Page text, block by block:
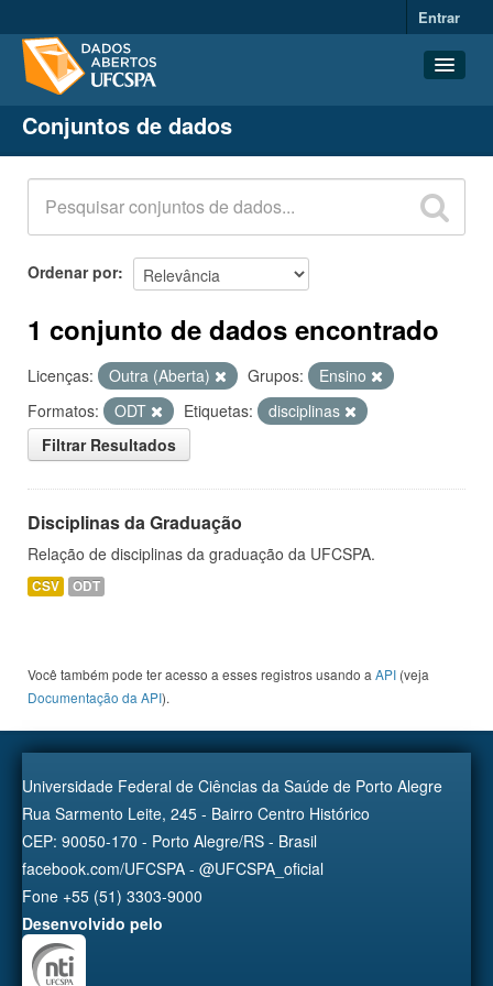
Entrar
Conjuntos de dados
Organizações
Grupos
Sobre
Conjuntos de dados
Ordenar por
1 conjunto de dados encontrado
Licenças: Outra (Aberta) Grupos:
Ensino
Formatos:
ODT Etiquetas:
disciplinas
Filtrar Resultados
Disciplinas da Graduação
Relação de disciplinas da graduação da UFCSPA.
CSV ODT
Você também pode ter acesso a esses registros usando a API (veja
Documentação da API).
Universidade Federal de Ciências da Saúde de Porto Alegre
Rua Sarmento Leite, 245 - Bairro Centro Histórico
CEP: 90050-170 - Porto Alegre/RS - Brasil
facebook.com/UFCSPA - @UFCSPA_oficial
Fone +55 (51) 3303-9000
Desenvolvido pelo